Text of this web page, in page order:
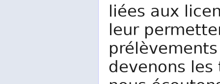
liées aux
leur
devenons